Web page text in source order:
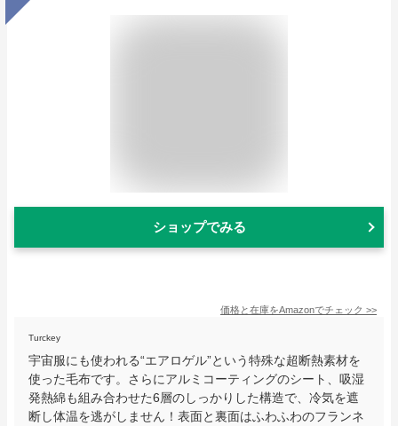
ショップでみる
価格と在庫をAmazonでチェック >>
Turckey
宇宙服にも使われる“エアロゲル”という特殊な超断熱素材を
使った毛布です。さらにアルミコーティングのシート、吸湿
発熱綿も組み合わせた6層のしっかりした構造で、冷気を遮
断し体温を逃がしません！表面と裏面はふわふわのフランネ